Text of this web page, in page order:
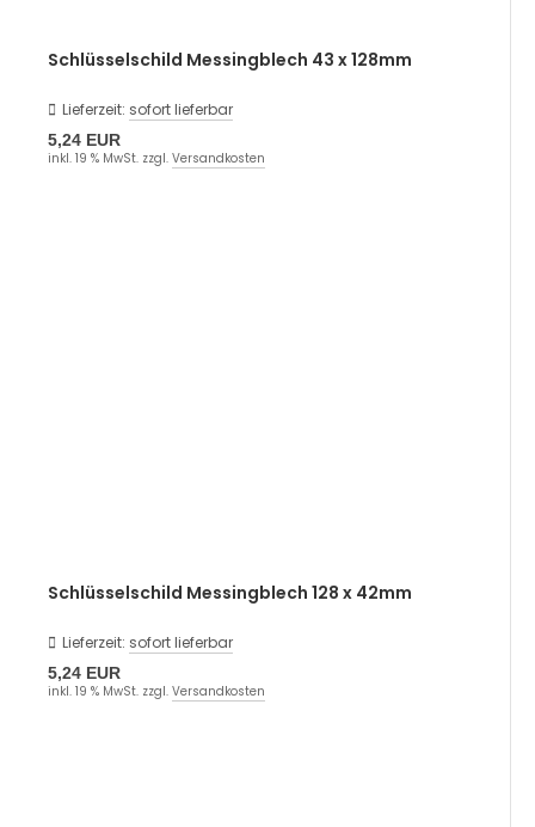
Schlüsselschild Messingblech 43 x 128mm
Lieferzeit: sofort lieferbar
5,24 EUR
inkl. 19 % MwSt. zzgl. Versandkosten
Schlüsselschild Messingblech 128 x 42mm
Lieferzeit: sofort lieferbar
5,24 EUR
inkl. 19 % MwSt. zzgl. Versandkosten